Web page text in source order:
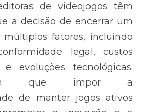
de videojogos têm
a decisão de encerrar um
múltiplos fatores, incluindo
legal, custos
e evoluções tecnológicas.
que impor a
de manter jogos ativos